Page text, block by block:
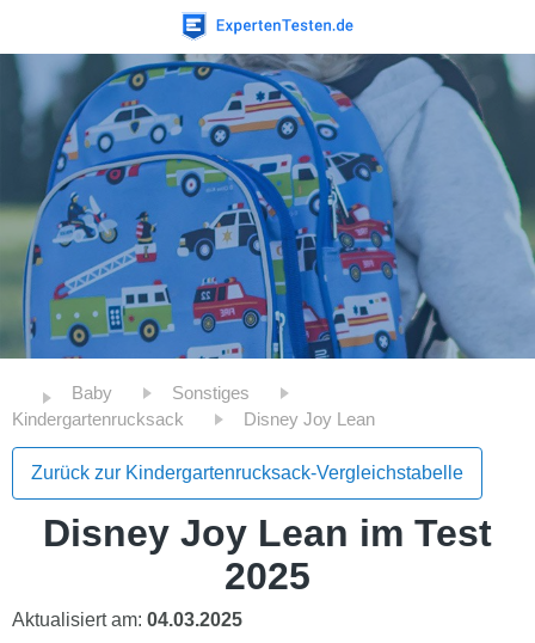
Baby
Sonstiges
Kindergartenrucksack
Disney Joy Lean
Zurück zur Kindergartenrucksack-Vergleichstabelle
Disney Joy Lean im Test
2025
Aktualisiert am: 04.03.2025